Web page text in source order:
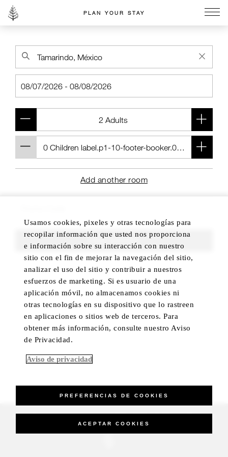
PLAN YOUR STAY
Add another room
FIND ROOMS
_Four Seasons Hotels Limited 1997-2026. All Rights Reserved.
Usamos cookies, pixeles y otras tecnologías para
recopilar información que usted nos proporciona
e información sobre su interacción con nuestro
sitio con el fin de mejorar la navegación del sitio,
analizar el uso del sitio y contribuir a nuestros
esfuerzos de marketing. Si es usuario de una
aplicación móvil, no almacenamos cookies ni
otras tecnologías en su dispositivo que lo rastreen
en aplicaciones o sitios web de terceros. Para
obtener más información, consulte nuestro Aviso
de Privacidad.
Aviso de privacidad
PREFERENCIAS DE COOKIES
ACEPTAR COOKIES